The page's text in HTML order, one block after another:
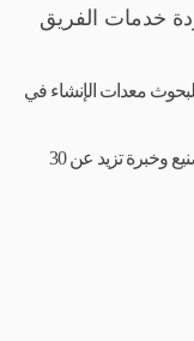
خدمات الفريق
لبحوث معدات الإنشاء في
بفضل خبرة تزيد عن 60 عاماً في التصنيع وخبرة تزيد عن 30